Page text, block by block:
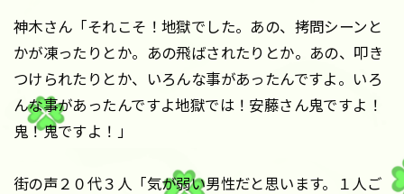
神木さん「それこそ！地獄でした。あの、拷問シーンと
かが凍ったりとか。あの飛ばされたりとか。あの、叩き
つけられたりとか、いろんな事があったんですよ。いろ
んな事があったんですよ地獄では！安藤さん鬼ですよ！
鬼！鬼ですよ！」
街の声２０代３人「気が弱い男性だと思います。１人ご